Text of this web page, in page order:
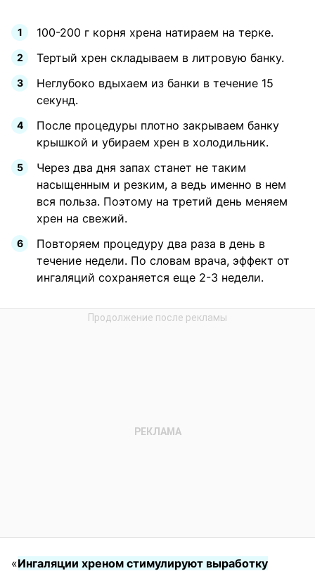
100-200 г корня хрена натираем на терке.
Тертый хрен складываем в литровую банку.
Неглубоко вдыхаем из банки в течение 15
секунд.
После процедуры плотно закрываем банку
крышкой и убираем хрен в холодильник.
Через два дня запах станет не таким
насыщенным и резким, а ведь именно в нем
вся польза. Поэтому на третий день меняем
хрен на свежий.
Повторяем процедуру два раза в день в
течение недели. По словам врача, эффект от
ингаляций сохраняется еще 2-3 недели.
«Ингаляции хреном стимулируют выработку